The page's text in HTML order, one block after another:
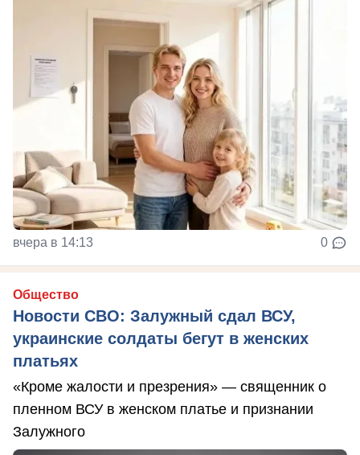
вчера в 14:13 0
Общество
Новости СВО: Залужный сдал ВСУ,
украинские солдаты бегут в женских
платьях
«Кроме жалости и презрения» — священник о
пленном ВСУ в женском платье и признании
Залужного